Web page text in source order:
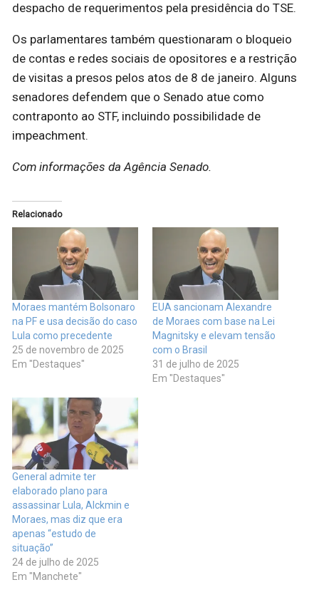
despacho de requerimentos pela presidência do TSE.
Os parlamentares também questionaram o bloqueio
de contas e redes sociais de opositores e a restrição
de visitas a presos pelos atos de 8 de janeiro. Alguns
senadores defendem que o Senado atue como
contraponto ao STF, incluindo possibilidade de
impeachment.
Com informações da Agência Senado.
Relacionado
Moraes mantém Bolsonaro
na PF e usa decisão do caso
Lula como precedente
25 de novembro de 2025
Em "Destaques"
EUA sancionam Alexandre
de Moraes com base na Lei
Magnitsky e elevam tensão
com o Brasil
31 de julho de 2025
Em "Destaques"
General admite ter
elaborado plano para
assassinar Lula, Alckmin e
Moraes, mas diz que era
apenas “estudo de
situação”
24 de julho de 2025
Em "Manchete"